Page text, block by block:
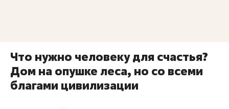
Что нужно человеку для счастья?
Дом на опушке леса, но со всеми
благами цивилизации